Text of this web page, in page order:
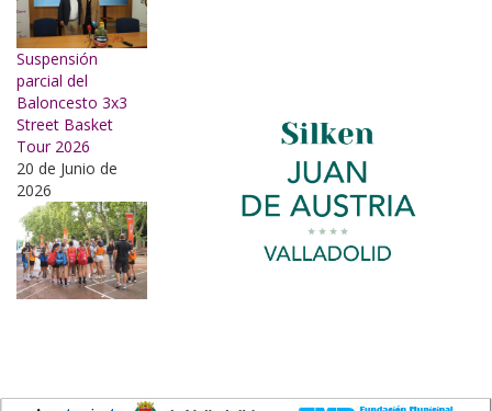
Suspensión
parcial del
Baloncesto 3x3
Street Basket
Tour 2026
20 de Junio de
2026